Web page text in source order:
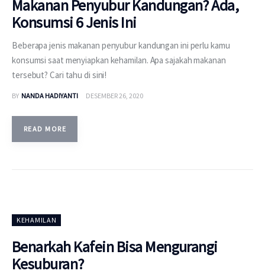
Makanan Penyubur Kandungan? Ada,
Konsumsi 6 Jenis Ini
Beberapa jenis makanan penyubur kandungan ini perlu kamu
konsumsi saat menyiapkan kehamilan. Apa sajakah makanan
tersebut? Cari tahu di sini!
BY NANDA HADIYANTI DESEMBER 26, 2020
READ MORE
KEHAMILAN
Benarkah Kafein Bisa Mengurangi
Kesuburan?